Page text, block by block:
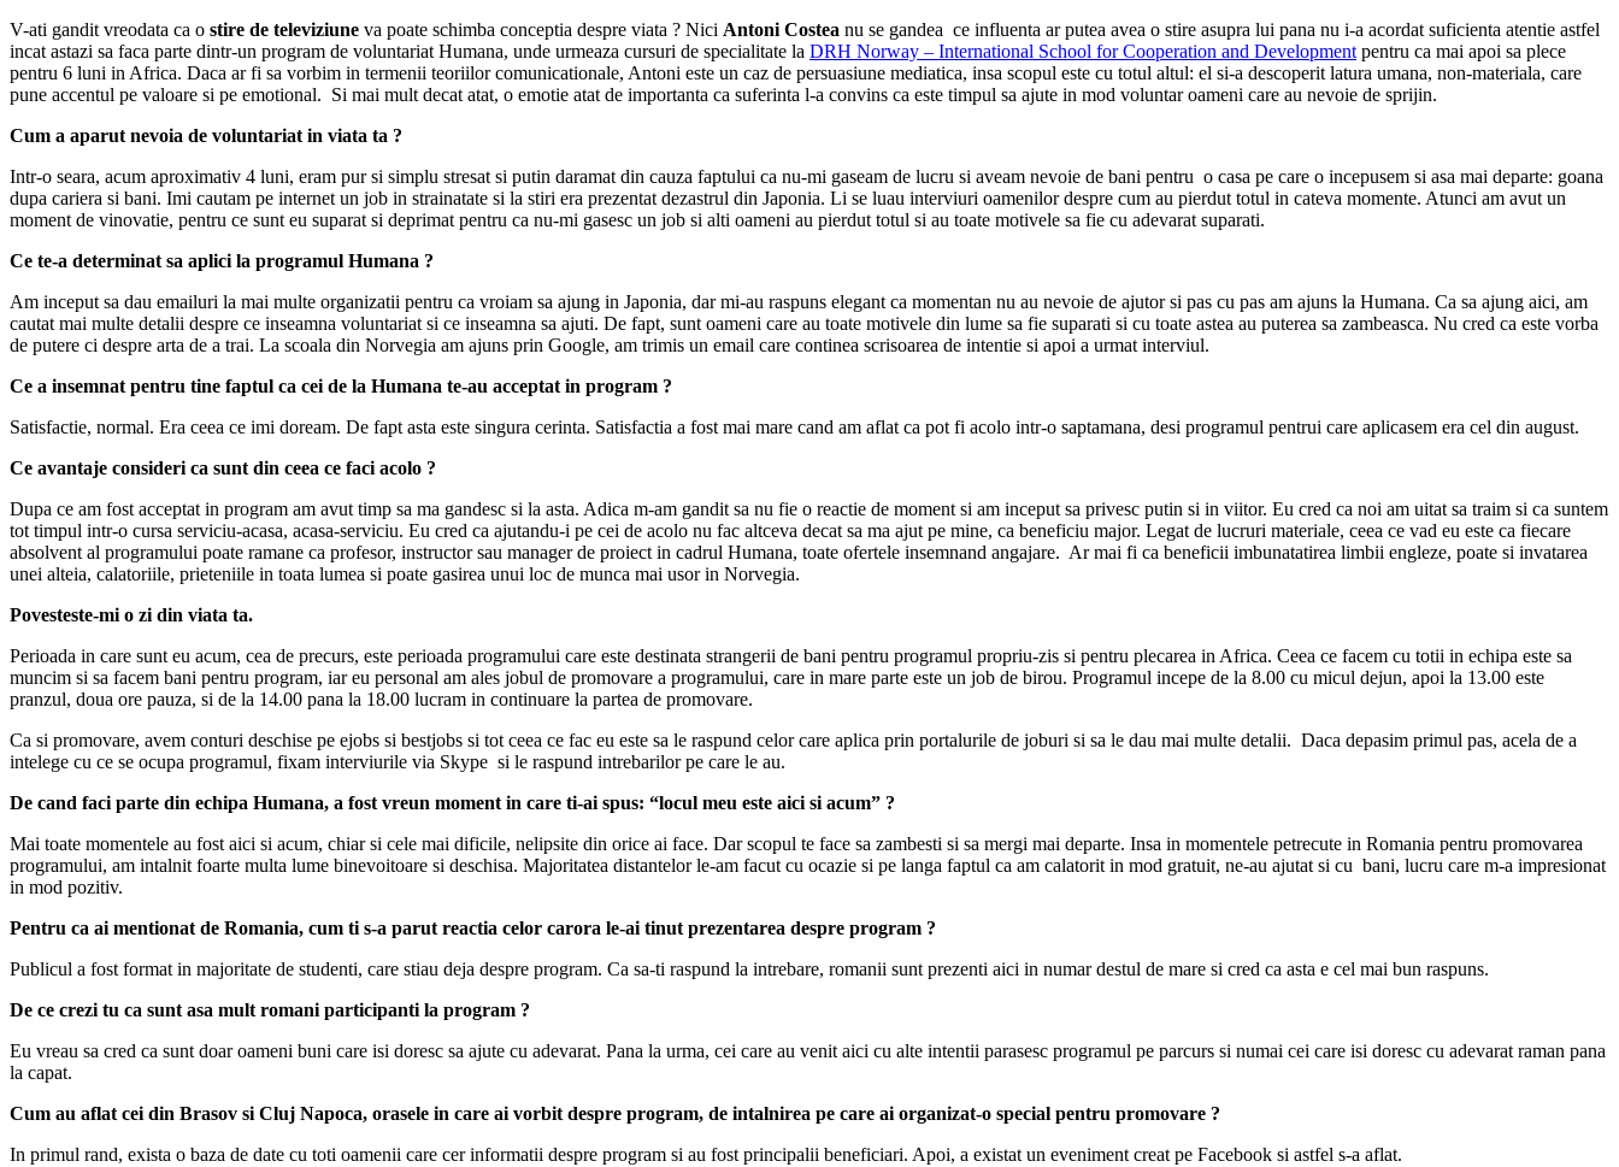
V-ati gandit vreodata ca o stire de televiziune va poate schimba conceptia despre viata ? Nici Antoni Costea nu se gandea ce influenta ar putea avea o stire asupra lui pana nu i-a acordat suficienta atentie astfel
incat astazi sa faca parte dintr-un program de voluntariat Humana, unde urmeaza cursuri de specialitate la DRH Norway – International School for Cooperation and Development pentru ca mai apoi sa plece
pentru 6 luni in Africa. Daca ar fi sa vorbim in termenii teoriilor comunicationale, Antoni este un caz de persuasiune mediatica, insa scopul este cu totul altul: el si-a descoperit latura umana, non-materiala, care
pune accentul pe valoare si pe emotional. Si mai mult decat atat, o emotie atat de importanta ca suferinta l-a convins ca este timpul sa ajute in mod voluntar oameni care au nevoie de sprijin.
Cum a aparut nevoia de voluntariat in viata ta ?
Intr-o seara, acum aproximativ 4 luni, eram pur si simplu stresat si putin daramat din cauza faptului ca nu-mi gaseam de lucru si aveam nevoie de bani pentru o casa pe care o incepusem si asa mai departe: goana
dupa cariera si bani. Imi cautam pe internet un job in strainatate si la stiri era prezentat dezastrul din Japonia. Li se luau interviuri oamenilor despre cum au pierdut totul in cateva momente. Atunci am avut un
moment de vinovatie, pentru ce sunt eu suparat si deprimat pentru ca nu-mi gasesc un job si alti oameni au pierdut totul si au toate motivele sa fie cu adevarat suparati.
Ce te-a determinat sa aplici la programul Humana ?
Am inceput sa dau emailuri la mai multe organizatii pentru ca vroiam sa ajung in Japonia, dar mi-au raspuns elegant ca momentan nu au nevoie de ajutor si pas cu pas am ajuns la Humana. Ca sa ajung aici, am
cautat mai multe detalii despre ce inseamna voluntariat si ce inseamna sa ajuti. De fapt, sunt oameni care au toate motivele din lume sa fie suparati si cu toate astea au puterea sa zambeasca. Nu cred ca este vorba
de putere ci despre arta de a trai. La scoala din Norvegia am ajuns prin Google, am trimis un email care continea scrisoarea de intentie si apoi a urmat interviul.
Ce a insemnat pentru tine faptul ca cei de la Humana te-au acceptat in program ?
Satisfactie, normal. Era ceea ce imi doream. De fapt asta este singura cerinta. Satisfactia a fost mai mare cand am aflat ca pot fi acolo intr-o saptamana, desi programul pentrui care aplicasem era cel din august.
Ce avantaje consideri ca sunt din ceea ce faci acolo ?
Dupa ce am fost acceptat in program am avut timp sa ma gandesc si la asta. Adica m-am gandit sa nu fie o reactie de moment si am inceput sa privesc putin si in viitor. Eu cred ca noi am uitat sa traim si ca suntem
tot timpul intr-o cursa serviciu-acasa, acasa-serviciu. Eu cred ca ajutandu-i pe cei de acolo nu fac altceva decat sa ma ajut pe mine, ca beneficiu major. Legat de lucruri materiale, ceea ce vad eu este ca fiecare
absolvent al programului poate ramane ca profesor, instructor sau manager de proiect in cadrul Humana, toate ofertele insemnand angajare. Ar mai fi ca beneficii imbunatatirea limbii engleze, poate si invatarea
unei alteia, calatoriile, prieteniile in toata lumea si poate gasirea unui loc de munca mai usor in Norvegia.
Povesteste-mi o zi din viata ta.
Perioada in care sunt eu acum, cea de precurs, este perioada programului care este destinata strangerii de bani pentru programul propriu-zis si pentru plecarea in Africa. Ceea ce facem cu totii in echipa este sa
muncim si sa facem bani pentru program, iar eu personal am ales jobul de promovare a programului, care in mare parte este un job de birou. Programul incepe de la 8.00 cu micul dejun, apoi la 13.00 este
pranzul, doua ore pauza, si de la 14.00 pana la 18.00 lucram in continuare la partea de promovare.
Ca si promovare, avem conturi deschise pe ejobs si bestjobs si tot ceea ce fac eu este sa le raspund celor care aplica prin portalurile de joburi si sa le dau mai multe detalii. Daca depasim primul pas, acela de a
intelege cu ce se ocupa programul, fixam interviurile via Skype si le raspund intrebarilor pe care le au.
De cand faci parte din echipa Humana, a fost vreun moment in care ti-ai spus: “locul meu este aici si acum” ?
Mai toate momentele au fost aici si acum, chiar si cele mai dificile, nelipsite din orice ai face. Dar scopul te face sa zambesti si sa mergi mai departe. Insa in momentele petrecute in Romania pentru promovarea
programului, am intalnit foarte multa lume binevoitoare si deschisa. Majoritatea distantelor le-am facut cu ocazie si pe langa faptul ca am calatorit in mod gratuit, ne-au ajutat si cu bani, lucru care m-a impresionat
in mod pozitiv.
Pentru ca ai mentionat de Romania, cum ti s-a parut reactia celor carora le-ai tinut prezentarea despre program ?
Publicul a fost format in majoritate de studenti, care stiau deja despre program. Ca sa-ti raspund la intrebare, romanii sunt prezenti aici in numar destul de mare si cred ca asta e cel mai bun raspuns.
De ce crezi tu ca sunt asa mult romani participanti la program ?
Eu vreau sa cred ca sunt doar oameni buni care isi doresc sa ajute cu adevarat. Pana la urma, cei care au venit aici cu alte intentii parasesc programul pe parcurs si numai cei care isi doresc cu adevarat raman pana
la capat.
Cum au aflat cei din Brasov si Cluj Napoca, orasele in care ai vorbit despre program, de intalnirea pe care ai organizat-o special pentru promovare ?
In primul rand, exista o baza de date cu toti oamenii care cer informatii despre program si au fost principalii beneficiari. Apoi, a existat un eveniment creat pe Facebook si astfel s-a aflat.